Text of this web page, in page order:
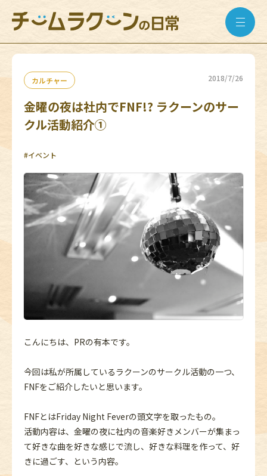
カルチャー 2018/7/26
金曜の夜は社内でFNF!? ラクーンのサー
クル活動紹介①
#イベント
こんにちは、PRの有本です。
今回は私が所属しているラクーンのサークル活動の一つ、
FNFをご紹介したいと思います。
FNFとはFriday Night Feverの頭文字を取ったもの。
活動内容は、金曜の夜に社内の音楽好きメンバーが集まっ
て好きな曲を好きな感じで流し、好きな料理を作って、好
きに過ごす、という内容。